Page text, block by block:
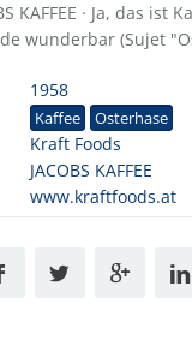
KAFFEE · Ja, das
wunderbar (Sujet
1958
Kaffee Osterhase
Kraft Foods
JACOBS KAFFEE
www.kraftfoods.at